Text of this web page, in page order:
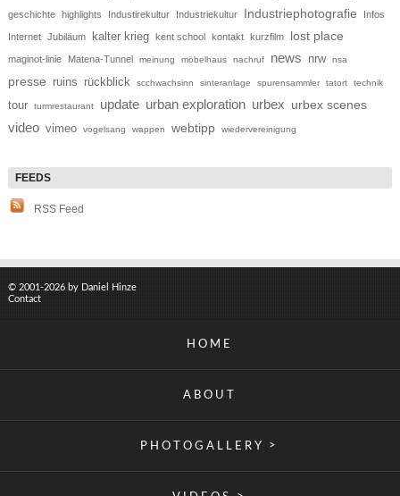
geschichte highlights Industirekultur Industriekultur Industriephotografie Infos
Internet Jubiläum kalter krieg kent school kontakt kurzfilm lost place
maginot-linie Matena-Tunnel meinung möbelhaus nachruf news nrw nsa
presse ruins rückblick scchwachsinn sinteranlage spurensammler tatort technik
tour turmrestaurant update urban exploration urbex urbex scenes
video vimeo vogelsang wappen webtipp wiedervereinigung
RSS Feed
© 2001-2026 by Daniel Hinze
Contact
HOME
ABOUT
PHOTOGALLERY >